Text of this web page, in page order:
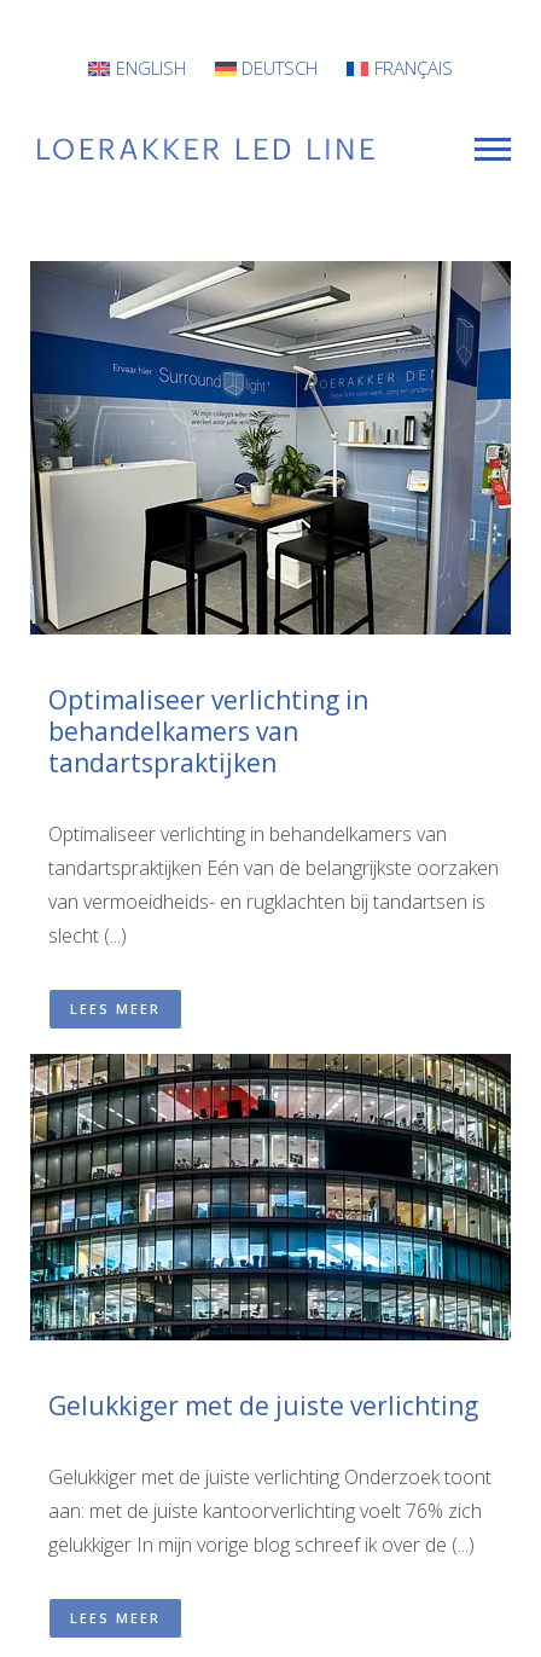
ENGLISH DEUTSCH FRANÇAIS
VOOR WIE
Armaturen
INFO
CONTACT
Optimaliseer verlichting in
behandelkamers van
tandartspraktijken
Optimaliseer verlichting in behandelkamers van
tandartspraktijken Eén van de belangrijkste oorzaken
van vermoeidheids- en rugklachten bij tandartsen is
slecht (...)
LEES MEER
Gelukkiger met de juiste verlichting
Gelukkiger met de juiste verlichting Onderzoek toont
aan: met de juiste kantoorverlichting voelt 76% zich
gelukkiger In mijn vorige blog schreef ik over de (...)
LEES MEER